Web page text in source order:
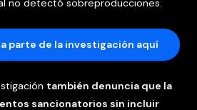
no detectó sobreproducciones.
parte de la investigación aquí
también denuncia que la
sancionatorios sin incluir